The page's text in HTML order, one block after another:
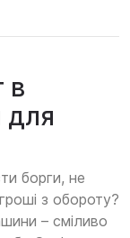
в
для
борги, не
з обороту?
– сміливо